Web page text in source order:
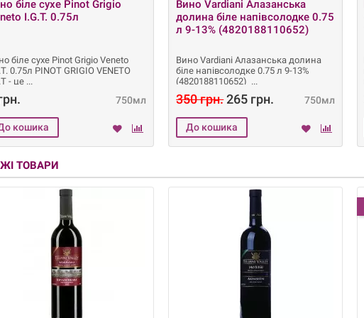
біле сухе Pinot Grigio
I.G.T. 0.75л
біле сухе Pinot Grigio Veneto
0.75л PINOT GRIGIO VENETO
- це
750мл
Вино Vardiani Алазанська
долина біле напівсолодке 0.75
л 9-13% (4820188110652)
Вино Vardiani Алазанська долина
біле напівсолодке 0.75 л 9-13%
(4820188110652)
750мл
350 грн.265 грн.
ТОВАРИ